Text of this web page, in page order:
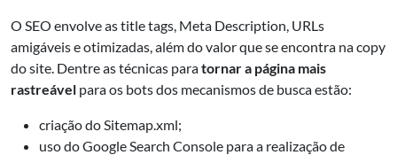
O SEO envolve as title tags, Meta Description, URLs
amigáveis e otimizadas, além do valor que se encontra na copy
do site. Dentre as técnicas paratornar a página mais
rastreável para os bots dos mecanismos de busca estão:
criação do Sitemap.xml;
uso do Google Search Console para a realização de